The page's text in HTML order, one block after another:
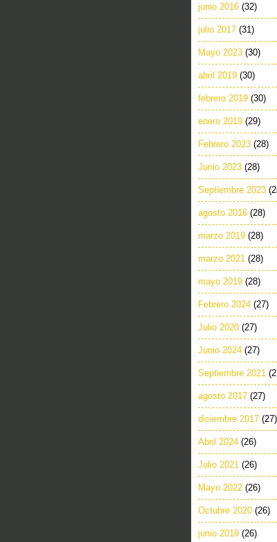
junio 2016 (32)
julio 2017 (31)
Mayo 2023 (30)
abril 2019 (30)
febrero 2019 (30)
enero 2019 (29)
Febrero 2023 (28)
Junio 2023 (28)
Septiembre 2023
agosto 2016 (28)
marzo 2019 (28)
marzo 2021 (28)
mayo 2019 (28)
Febrero 2024 (27)
Julio 2020 (27)
Junio 2024 (27)
Septiembre 2021
agosto 2017 (27)
diciembre 2017 (27)
Abril 2024 (26)
Julio 2021 (26)
Mayo 2022 (26)
Octubre 2020 (26)
junio 2019 (26)